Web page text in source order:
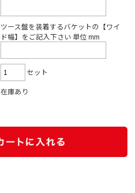
ツース盤を装着するバケットの【ワイ
ド幅】をご記入下さい 単位 mm
セット
在庫あり